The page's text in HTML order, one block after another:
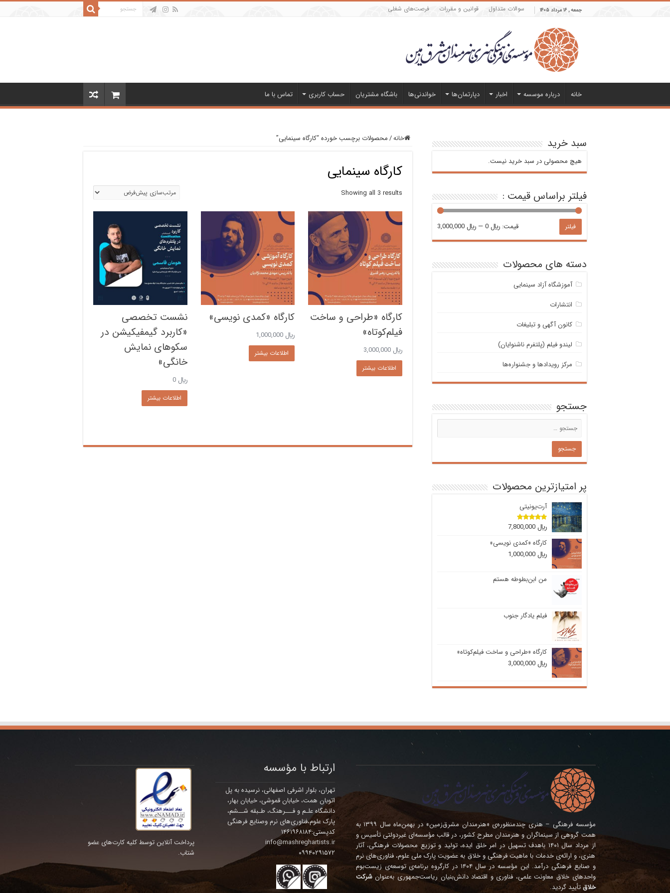
جمعه , ۱۶ مرداد ۱۴۰۵ سوالات متداول قوانین و مقررات فرصت‌های شغلی
خانه درباره موسسه اخبار دپارتمان‌ها خواندنی‌ها باشگاه مشتریان حساب کاربری تماس با ما
خانه/محصولات برچسب خورده “کارگاه سینمایی”
کارگاه سینمایی
Showing all 3 results
کارگاه «طراحی و ساخت
فیلم‌کوتاه»
﷼
اطلاعات بیشتر
کارگاه «کمدی نویسی»
﷼
اطلاعات بیشتر
نشست تخصصی
«کاربرد گیمفیکیشن در
سکوهای نمایش
خانگی»
﷼ 0
اطلاعات بیشتر
سبد خرید
هیچ محصولی در سبد خرید نیست.
فیلتر براساس قیمت :
حداقل
قیمت
حداکثر
قیمت
فیلتر قیمت: ﷼ 0 — ﷼ 3,000,000
دسته های محصولات
آموزشگاه آزاد سینمایی
انتشارات
کانون آگهی و تبلیغات
لیندو فیلم (پلتفرم ناشنوایان)
مرکز رویدادها و جشنواره‌ها
جستجو
پر امتیازترین محصولات
آرت‌یونیتی
امتیاز5.00
﷼
کارگاه «کمدی نویسی»
﷼
من ابن‌بطوطه هستم
فیلم یادگار جنوب
کارگاه «طراحی و ساخت فیلم‌کوتاه»
﷼
مؤسسه فرهنگی – هنری چندمنظوره‌ی «هنرمندان مشرق‌زمین» در بهمن‌ماه سال ۱۳۹۹ به
همت گروهی از سینماگران و هنرمندان مطرح کشور، در قالب مؤسسه‌ای غیردولتی تأسیس و
از مرداد سال ۱۴۰۱ باهدف تسهیل در امر خلق ایده، تولید و توزیع محصولات فرهنگی، آثار
هنری، و ارائه‌ی خدمات با ماهیت فرهنگی و خلاق به عضویت پارک ملی علوم، فناوری‌های نرم
و صنایع فرهنگی درآمد. این مؤسسه در سال ۱۴۰۴ در کارگروه برنامه‌ی توسعه‌ی زیست‌بوم
واحدهای خلاق معاونت علمی، فناوری و اقتصاد دانش‌بنیان ریاست‌جمهوری به‌عنوانشرکت
خلاقتأیید گردید.
ارتباط با مؤسسه
تهران، بلوار اشرفی اصفهانی، نرسیده به پل
اتوبان همت، خیابان قموشی، خیابان بهار،
دانشگاه علـم و فـــرهنگ، طـبقه شــشم،
پارک علوم،فناوری‌های نرم وصنایع فرهنگی
کدپستی:۱۴۶۱۹۶۸۱۸۴
info@mashreghartists.ir
۰۹۹۴۰۲۹۱۵۷۲
پرداخت آنلاین توسط کلیه کارت‌های عضو
شتاب.